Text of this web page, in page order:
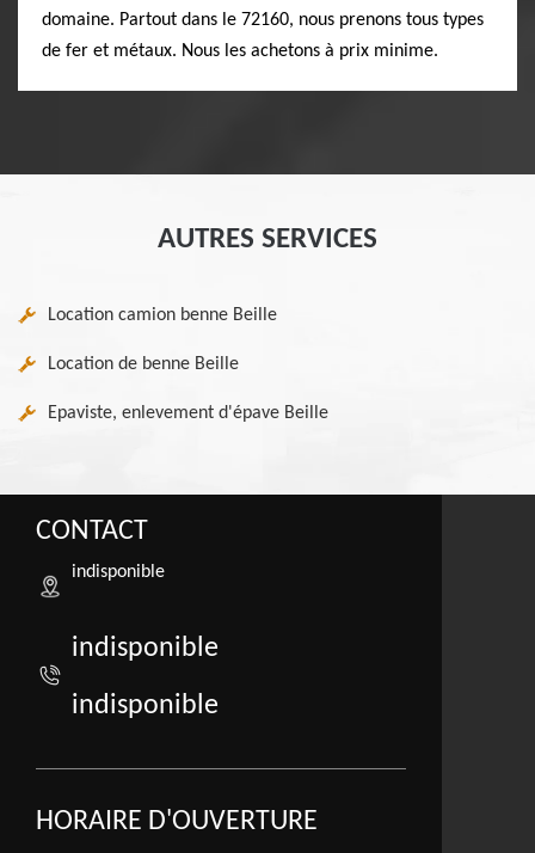
domaine. Partout dans le 72160, nous prenons tous types
de fer et métaux. Nous les achetons à prix minime.
AUTRES SERVICES
Location camion benne Beille
Location de benne Beille
Epaviste, enlevement d'épave Beille
CONTACT
indisponible
indisponible
indisponible
HORAIRE D'OUVERTURE